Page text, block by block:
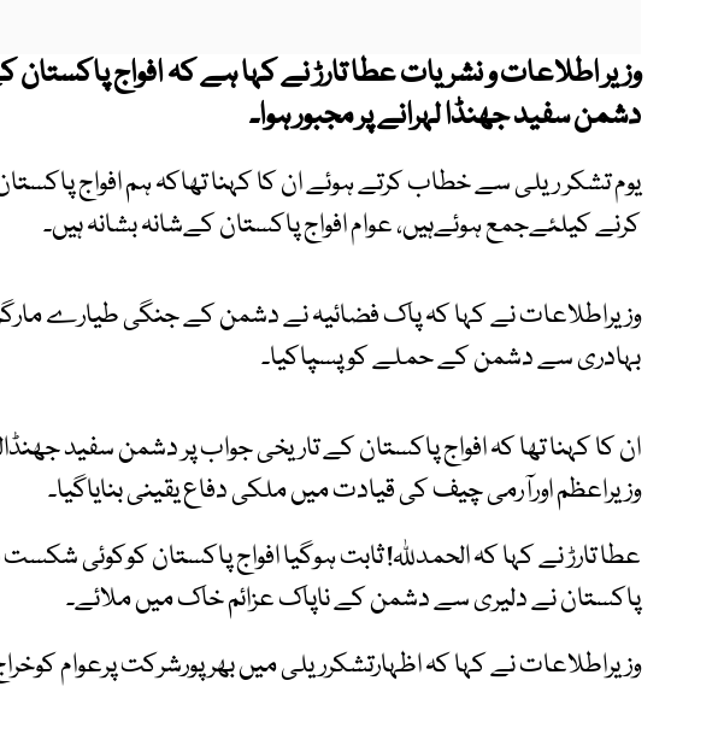
وزیر اطلاعات و نشریات عطا تارڑ نے کہا ہے کہ افواج پاکستان
دشمن سفید جھنڈا لہرانے پر مجبور ہوا۔
یوم تشکر ریلی سے خطاب کرتے ہوئے ان کا کہنا تھاکہ ہم افواج
کرنے کیلئےجمع ہوئےہیں، عوام افواج پاکستان کےشانہ بشانہ ہیں۔
وزیراطلاعات نے کہا کہ پاک فضائیہ نے دشمن کے جنگی طیارے
بہادری سے دشمن کے حملے کو پسپاکیا۔
ان کا کہنا تھا کہ افواج پاکستان کے تاریخی جواب پر دشمن سفید
وزیراعظم اورآرمی چیف کی قیادت میں ملکی دفاع یقینی بنایاگیا۔
عطا تارڑ نے کہا کہ الحمدللہ! ثابت ہوگیا افواج پاکستان کوکوئی
پاکستان نے دلیری سے دشمن کے ناپاک عزائم خاک میں ملائے۔
وزیراطلاعات نے کہا کہ اظہارتشکرریلی میں بھرپورشرکت پرعوام